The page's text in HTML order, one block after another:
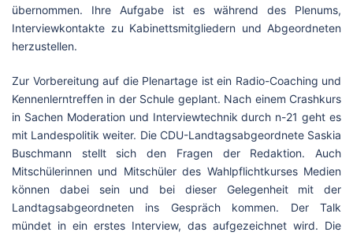
übernommen. Ihre Aufgabe ist es während des Plenums,
Interviewkontakte zu Kabinettsmitgliedern und Abgeordneten
herzustellen.
Zur Vorbereitung auf die Plenartage ist ein Radio-Coaching und
Kennenlerntreffen in der Schule geplant. Nach einem Crashkurs
in Sachen Moderation und Interviewtechnik durch n-21 geht es
mit Landespolitik weiter. Die CDU-Landtagsabgeordnete Saskia
Buschmann stellt sich den Fragen der Redaktion. Auch
Mitschülerinnen und Mitschüler des Wahlpflichtkurses Medien
können dabei sein und bei dieser Gelegenheit mit der
Landtagsabgeordneten ins Gespräch kommen. Der Talk
mündet in ein erstes Interview, das aufgezeichnet wird. Die